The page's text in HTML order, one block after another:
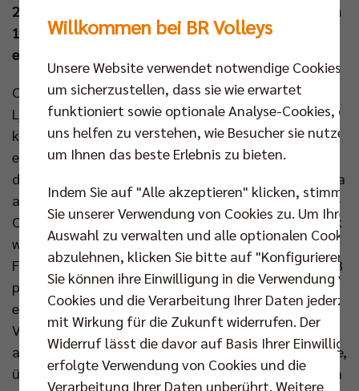
25:19, 26:24) im Topspiel nach. Es war der 16. Sieg im
16. Spiel und gleichzeitig fügte man den Häflern die
erste Heimniederlage der Bundesliga-Saison zu.
Obwohl die BR Volleys erst am Donnerstagabend in
Ljubljana im Einsatz waren, fühlte man sich
körperlich frisch für das ewige Duell. Doch es sollte
eine halbe Stunde dauern, bis man auch mental in
der 1.000 Zuschauer ausverkauften Spacetech Arena
ankam. Nehemiah Mote war krankheitsbedingt keine
Option für Headcoach Joel Banks, der im Mittelblock
wieder auf das erfolgreiche Champions-League-Duo
Florian Krage und Matthew Knigge vertraute. Der VfB
präsentierte sich zunächst sehr gut auf die Berliner
eingestellt und diese hatten im Angriff Probleme.
Viel ging in der Anfangsphase über Jake Hanes (4:2),
aber nachdem Friedrichshafen Ruben Schott stoppte,
übernahmen die Hausherren die Initiative. Auf beiden
Willkommen bei BR Volleys
Unsere Website verwendet notwendige Cookies,
um sicherzustellen, dass sie wie erwartet
funktioniert sowie optionale Analyse-Cookies, die
uns helfen zu verstehen, wie Besucher sie nutzen,
um Ihnen das beste Erlebnis zu bieten.
Indem Sie auf "Alle akzeptieren" klicken, stimmen
Sie unserer Verwendung von Cookies zu. Um Ihre
Auswahl zu verwalten und alle optionalen Cookies
abzulehnen, klicken Sie bitte auf "Konfigurieren".
Sie können ihre Einwilligung in die Verwendung
Cookies und die Verarbeitung Ihrer Daten
mit Wirkung für die Zukunft widerrufen. Der
Widerruf lässt die davor auf Basis Ihrer
erfolgte Verwendung von Cookies und die
Verarbeitung Ihrer Daten unberührt. Weitere